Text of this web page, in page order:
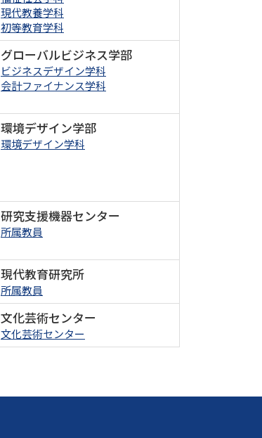
現代教養学科
初等教育学科
グローバルビジネス学部
ビジネスデザイン学科
会計ファイナンス学科
環境デザイン学部
環境デザイン学科
研究支援機器センター
所属教員
現代教育研究所
所属教員
文化芸術センター
文化芸術センター